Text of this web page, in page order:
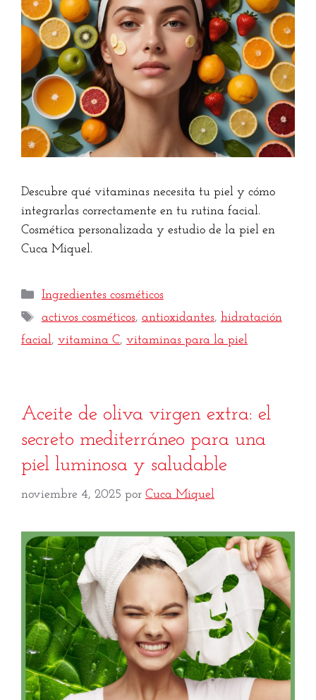
Descubre qué vitaminas necesita tu piel y cómo
integrarlas correctamente en tu rutina facial.
Cosmética personalizada y estudio de la piel en
Cuca Miquel.
Ingredientes cosméticos
activos cosméticos, antioxidantes, hidratación
facial, vitamina C, vitaminas para la piel
Aceite de oliva virgen extra: el
secreto mediterráneo para una
piel luminosa y saludable
noviembre 4, 2025 por Cuca Miquel